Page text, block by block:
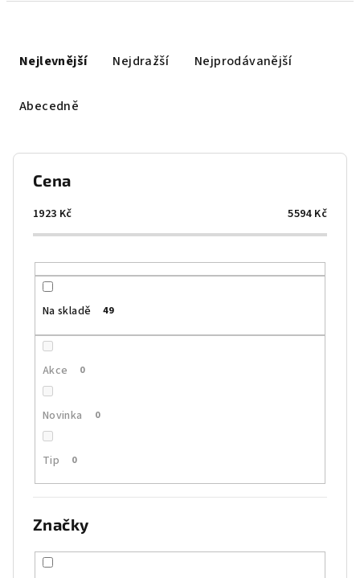
Nejlevnější Nejdražší Nejprodávanější
Abecedně
Cena
1923 Kč 5594Kč
Na skladě 49
Akce 0
Novinka 0
Tip 0
Značky